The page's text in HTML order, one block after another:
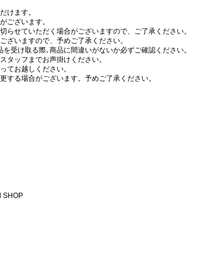
けます。
ございます。
せていただく場合がございますので、ご了承ください。
いますので、予めご了承ください。
受け取る際､商品に間違いがないか必ずご確認ください。
ッフまでお声掛けください。
てお越しください。
る場合がございます。予めご了承ください。
SHOP